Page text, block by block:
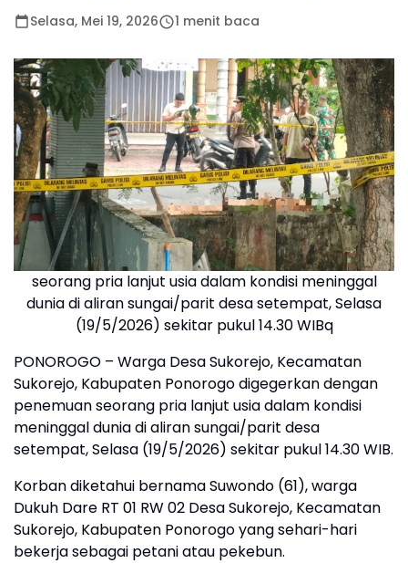
Selasa, Mei 19, 2026 1 menit baca
seorang pria lanjut usia dalam kondisi meninggal
dunia di aliran sungai/parit desa setempat, Selasa
(19/5/2026) sekitar pukul 14.30 WIBq
PONOROGO – Warga Desa Sukorejo, Kecamatan
Sukorejo, Kabupaten Ponorogo digegerkan dengan
penemuan seorang pria lanjut usia dalam kondisi
meninggal dunia di aliran sungai/parit desa
setempat, Selasa (19/5/2026) sekitar pukul 14.30 WIB.
Korban diketahui bernama Suwondo (61), warga
Dukuh Dare RT 01 RW 02 Desa Sukorejo, Kecamatan
Sukorejo, Kabupaten Ponorogo yang sehari-hari
bekerja sebagai petani atau pekebun.